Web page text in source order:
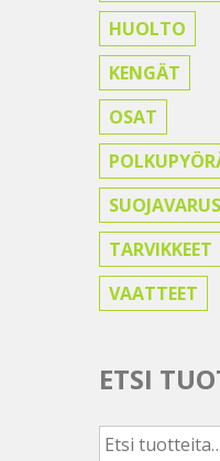
HUOLTO
KENGÄT
OSAT
TARVIKKEET
VAATTEET
ETSI
Etsi: